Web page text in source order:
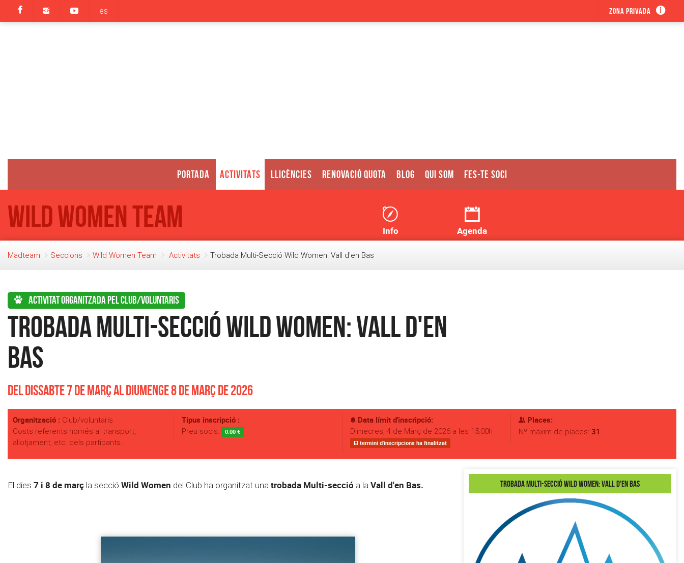
es Zona privada
PORTADA ACTIVITATS LLICÈNCIES RENOVACIÓ QUOTA BLOG QUI SOM FES-TE SOCI
Wild Women Team Info Agenda
Madteam Seccions Wild Women Team Activitats Trobada Multi-Secció Wild Women: Vall d'en Bas
Activitat organitzada pel club/voluntaris
Trobada Multi-Secció Wild Women: Vall d'en
Bas
Del Dissabte 7 de Març al Diumenge 8 de Març de 2026
Organització : Club/voluntaris
Costs referents només al transport,
allotjament, etc. dels partipants.
Tipus inscripció :
Preu socis: 0.00 €
Data límit d'inscripció:
Dimecres, 4 de Març de 2026 a les 15:00h
El termini d'inscripcions ha finalitzat
Places:
Nº màxim de places: 31
El dies 7 i 8 de març la secció Wild Women del Club ha organitzat unatrobada Multi-secció a laVall d'en Bas. Trobada Multi-Secció Wild Women: Vall d'en Bas